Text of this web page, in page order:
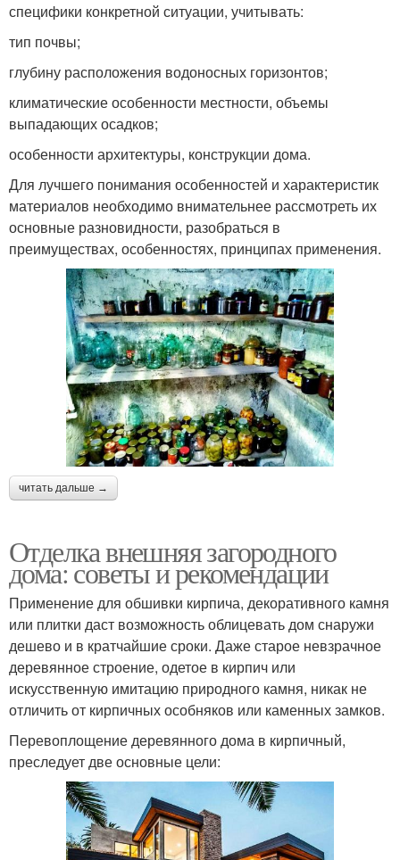
специфики конкретной ситуации, учитывать:
тип почвы;
глубину расположения водоносных горизонтов;
климатические особенности местности, объемы
выпадающих осадков;
особенности архитектуры, конструкции дома.
Для лучшего понимания особенностей и характеристик
материалов необходимо внимательнее рассмотреть их
основные разновидности, разобраться в
преимуществах, особенностях, принципах применения.
читать дальше →
Отделка внешняя загородного
дома: советы и рекомендации
Применение для обшивки кирпича, декоративного камня
или плитки даст возможность облицевать дом снаружи
дешево и в кратчайшие сроки. Даже старое невзрачное
деревянное строение, одетое в кирпич или
искусственную имитацию природного камня, никак не
отличить от кирпичных особняков или каменных замков.
Перевоплощение деревянного дома в кирпичный,
преследует две основные цели: